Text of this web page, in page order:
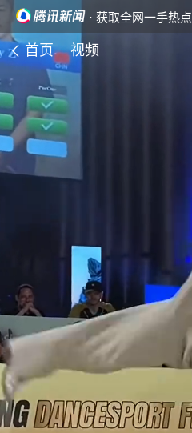
· 获取全网一手热点
首页 视频